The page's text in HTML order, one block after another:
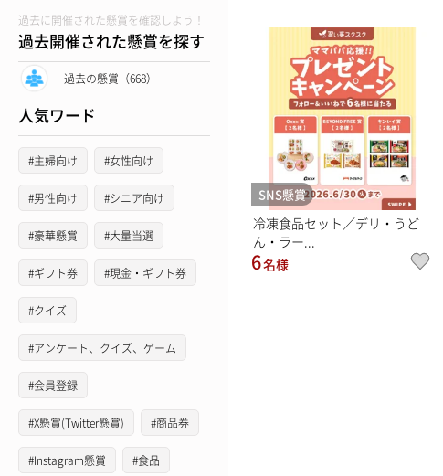
過去に開催された懸賞を確認しよう！
過去開催された懸賞を探す
過去の懸賞（668）
人気ワード
#主婦向け #女性向け
#男性向け #シニア向け
#豪華懸賞 #大量当選
#ギフト券 #現金・ギフト券
#クイズ
#アンケート、クイズ、ゲーム
#会員登録
#X懸賞(Twitter懸賞) #商品券
#Instagram懸賞 #食品
SNS懸賞
冷凍食品セット／デリ・うど
ん・ラー...
6名様